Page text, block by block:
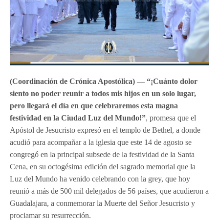
(Coordinación de Crónica Apostólica) —“¡Cuánto dolor
siento no poder reunir a todos mis hijos en un solo lugar,
pero llegará el día en que celebraremos esta magna
festividad en la Ciudad Luz del Mundo!”, promesa que el
Apóstol de Jesucristo expresó en el templo de Bethel, a donde
acudió para acompañar a la iglesia que este 14 de agosto se
congregó en la principal subsede de la festividadde la Santa
Cena, en su octogésima edición del sagrado memorial que la
Luz del Mundo ha venido celebrando con la grey, que hoy
reunió a más de 500 mil delegados de 56 países, que acudieron a
Guadalajara, a conmemorar la Muerte del Señor Jesucristo y
proclamar su resurrección.